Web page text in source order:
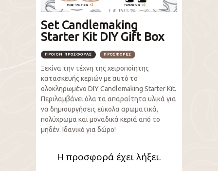
Set Candlemaking
Starter Kit DIY Gift Box
ΠΡΟΙΟΝ ΠΡΟΣΦΟΡΑΣ ΠΡΟΣΦΟΡΈΣ
Ξεκίνα την τέχνη της χειροποίητης
κατασκευής κεριών με αυτό το
ολοκληρωμένο DIY Candlemaking Starter Kit.
Περιλαμβάνει όλα τα απαραίτητα υλικά για
να δημιουργήσεις εύκολα αρωματικά,
πολύχρωμα και μοναδικά κεριά από το
μηδέν. Ιδανικό για δώρο!
Η προσφορά έχει λήξει.